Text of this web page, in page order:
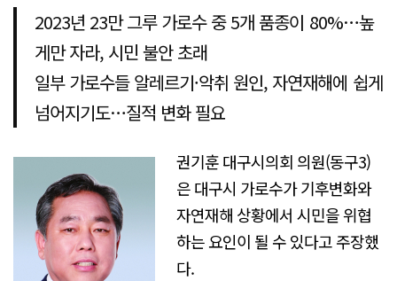
2023년 23만 그루 가로수 중 5개 품종이 80%…높
게만 자라, 시민 불안 초래
일부 가로수들 알레르기·악취 원인, 자연재해에 쉽게
넘어지기도…질적 변화 필요
권기훈 대구시의회 의원(동구3)
은 대구시 가로수가 기후변화와
자연재해 상황에서 시민을 위협
하는 요인이 될 수 있다고 주장했
다.